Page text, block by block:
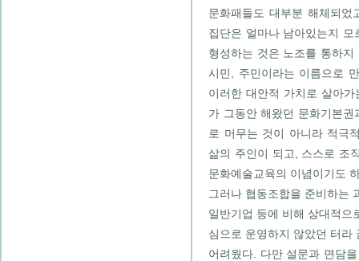
문화패들도 대부분 해체되
집단은 얼마나 남아있는지
형성하는 것은 노조를 통하
시민, 주민이라는 이름으로
이러한 대안적 가치로 살아
가 그동안 해왔던 문화기본
로 머무는 것이 아니라 적극
삶의 주인이 되고, 스스로 조
문화예술교육의 이념이기도
그러나 협동조합을 준비하는
일반기업 등에 비해 상대적으
심으로 운영하지 않았던 터라
어려웠다. 다만 설문과 면담